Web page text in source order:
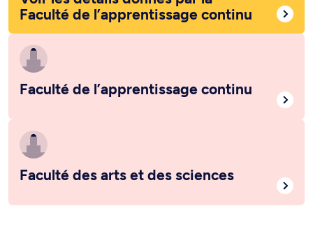
Faculté de l’apprentissage continu
Faculté de l’apprentissage continu
Faculté des arts et des sciences